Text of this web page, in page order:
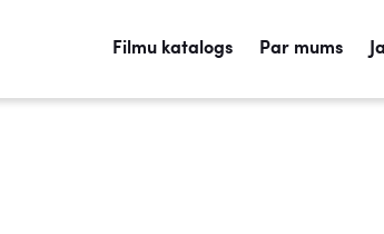
Filmu katalogs Par mums